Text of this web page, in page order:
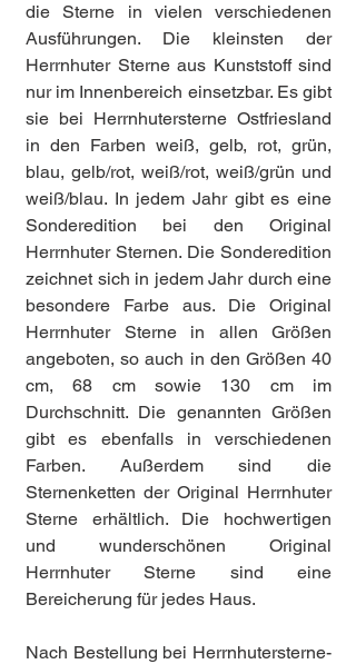
die Sterne in vielen verschiedenen
Ausführungen. Die kleinsten der
Herrnhuter Sterne aus Kunststoff sind
nur im Innenbereich einsetzbar. Es gibt
sie bei Herrnhutersterne Ostfriesland
in den Farben weiß, gelb, rot, grün,
blau, gelb/rot, weiß/rot, weiß/grün und
weiß/blau. In jedem Jahr gibt es eine
Sonderedition bei den Original
Herrnhuter Sternen. Die Sonderedition
zeichnet sich in jedem Jahr durch eine
besondere Farbe aus. Die Original
Herrnhuter Sterne in allen Größen
angeboten, so auch in den Größen 40
cm, 68 cm sowie 130 cm im
Durchschnitt. Die genannten Größen
gibt es ebenfalls in verschiedenen
Farben. Außerdem sind die
Sternenketten der Original Herrnhuter
Sterne erhältlich. Die hochwertigen
und wunderschönen Original
Herrnhuter Sterne sind eine
Bereicherung für jedes Haus.
Nach Bestellung bei Herrnhutersterne-